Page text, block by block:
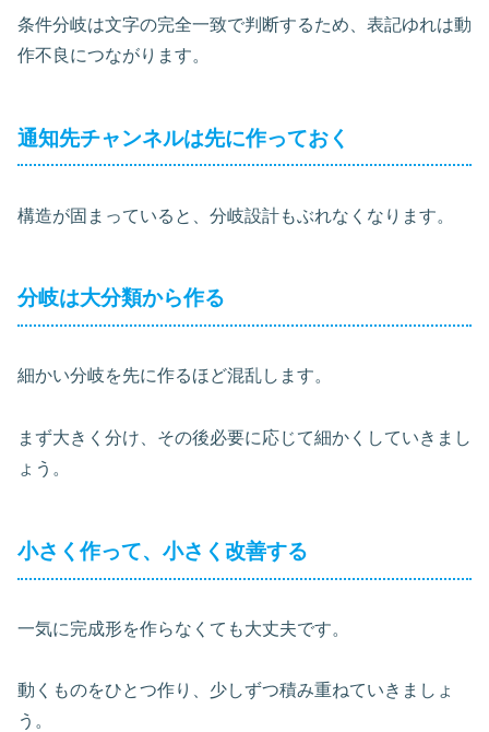
条件分岐は文字の完全一致で判断するため、表記ゆれは動
作不良につながります。
通知先チャンネルは先に作っておく
構造が固まっていると、分岐設計もぶれなくなります。
分岐は大分類から作る
細かい分岐を先に作るほど混乱します。
まず大きく分け、その後必要に応じて細かくしていきまし
ょう。
小さく作って、小さく改善する
一気に完成形を作らなくても大丈夫です。
動くものをひとつ作り、少しずつ積み重ねていきましょ
う。